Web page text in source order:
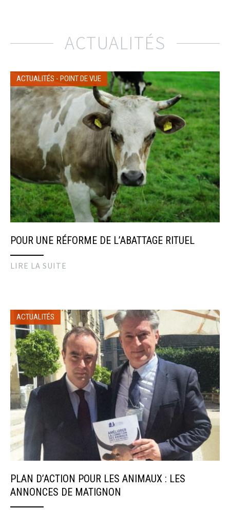
ACTUALITÉS
ACTUALITÉS - POINT DE VUE
POUR UNE RÉFORME DE L’ABATTAGE RITUEL
LIRE LA SUITE
ACTUALITÉS
PLAN D’ACTION POUR LES ANIMAUX : LES
ANNONCES DE MATIGNON